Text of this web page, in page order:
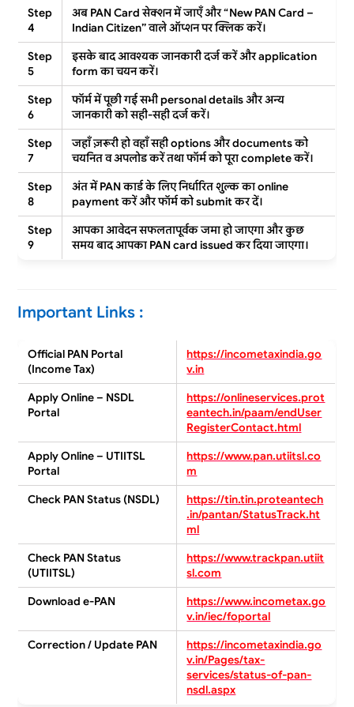
Step
4
अब PAN Card सेक्शन में जाएँ और“New PAN Card –
Indian Citizen”वाले ऑप्शन पर क्लिक करें।
Step
5
इसके बाद आवश्यक जानकारी दर्ज करें औरapplication
formका चयन करें।
Step
6
फॉर्म में पूछी गई सभीpersonal detailsऔर अन्य
जानकारी को सही-सही दर्ज करें।
Step
7
जहाँ ज़रूरी हो वहाँ सहीoptionsऔरdocumentsको
चयनित व अपलोड करें तथा फॉर्म को पूराcompleteकरें।
Step
8
अंत में PAN कार्ड के लिए निर्धारित शुल्क काonline
paymentकरें और फॉर्म कोsubmitकर दें।
Step
9
आपका आवेदन सफलतापूर्वक जमा हो जाएगा और कुछ
समय बाद आपकाPAN card issuedकर दिया जाएगा।
Important Links :
Official PAN Portal
(Income Tax)
https://incometaxindia.go
v.in
Apply Online – NSDL
Portal
https://onlineservices.prot
eantech.in/paam/endUser
RegisterContact.html
Apply Online – UTIITSL
Portal
https://www.pan.utiitsl.co
m
Check PAN Status (NSDL)
https://tin.tin.proteantech
.in/pantan/StatusTrack.ht
ml
Check PAN Status
(UTIITSL)
https://www.trackpan.utiit
sl.com
Download e-PAN
https://www.incometax.go
v.in/iec/foportal
Correction / Update PAN
https://incometaxindia.go
v.in/Pages/tax-
services/status-of-pan-
nsdl.aspx